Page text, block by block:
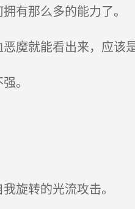
有那么多的能力了。
魔就能看出来，应该
。
旋转的光流攻击。